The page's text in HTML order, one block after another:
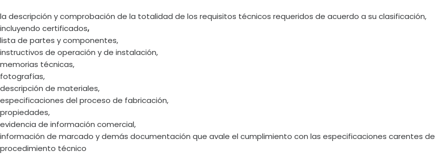
la descripción y comprobación de la totalidad de los requisitos técnicos requeridos de acuerdo a su clasificación,
incluyendo certificados,
lista de partes y componentes,
instructivos de operación y de instalación,
memorias técnicas,
fotografías,
descripción de materiales,
especificaciones del proceso de fabricación,
propiedades,
evidencia de información comercial,
información de marcado y demás documentación que avale el cumplimiento con las especificaciones carentes de
procedimiento técnico